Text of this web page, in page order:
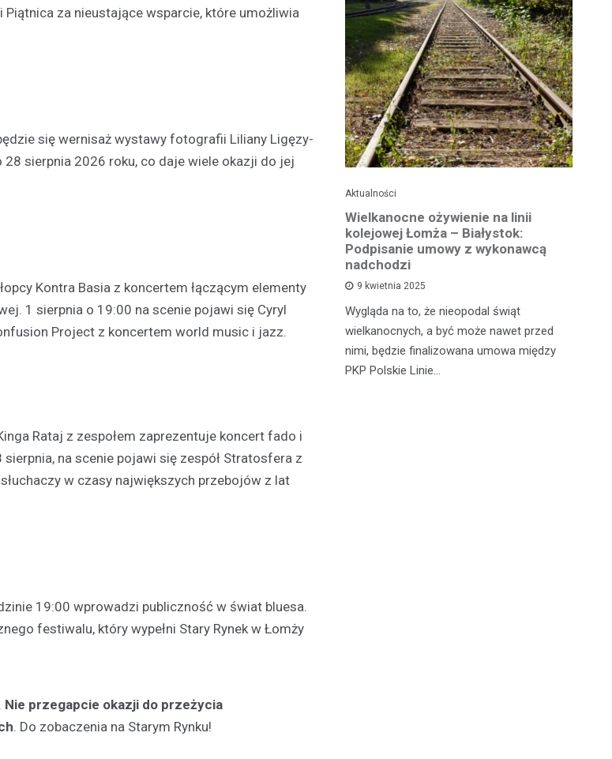
za nieustające wsparcie, które umożliwia
się wernisaż wystawy fotografii Liliany Ligęzy-
28 sierpnia 2026 roku, co daje wiele okazji do jej
Kontra Basia z koncertem łączącym elementy
1 sierpnia o 19:00 na scenie pojawi się Cyryl
Project z koncertem world music i jazz.
Rataj z zespołem zaprezentuje koncert fado i
na scenie pojawi się zespół Stratosfera z
w czasy największych przebojów z lat
19:00 wprowadzi publiczność w świat bluesa.
festiwalu, który wypełni Stary Rynek w Łomży
Nie przegapcie okazji do przeżycia
. Do zobaczenia na Starym Rynku!
19 lutego 2025
Niska temperatura, która panuje za oknem,
to nie tylko dyskomfort, ale także realne
Aktualności
Wielkanocne ożywienie na linii
kolejowej Łomża – Białystok:
Podpisanie umowy z wykonawcą
nadchodzi
9 kwietnia 2025
Wygląda na to, że nieopodal świąt
wielkanocnych, a być może nawet przed
nimi, będzie finalizowana umowa między
PKP Polskie Linie…